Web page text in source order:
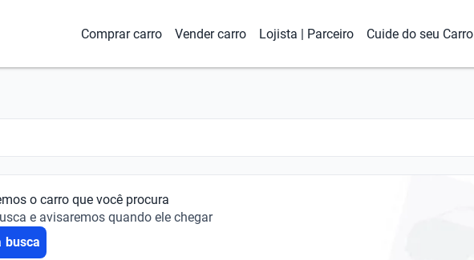
Comprar carro Vender carro Lojista | Parceiro Cuide do seu Carro
o carro que você procura
e avisaremos quando ele chegar
busca